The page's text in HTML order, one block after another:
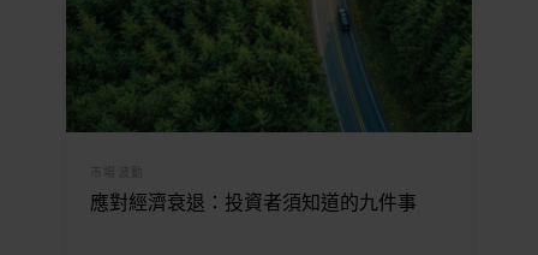
應對經濟衰退：投資者須知道的九件事